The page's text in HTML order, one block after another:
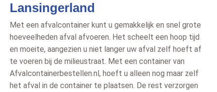
Lansingerland
Met een afvalcontainer kunt u gemakkelijk en snel grote
hoeveelheden afval afvoeren. Het scheelt een hoop tijd
en moeite, aangezien u niet langer uw afval zelf hoeft af
te voeren bij de milieustraat. Met een container van
Afvalcontainerbestellen.nl, hoeft u alleen nog maar zelf
het afval in de container te plaatsen. De rest verzorgen